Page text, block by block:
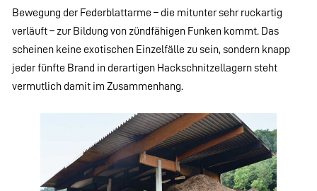
Bewegung der Federblattarme – die mitunter sehr ruckartig
verläuft – zur Bildung von zündfähigen Funken kommt. Das
scheinen keine exotischen Einzelfälle zu sein, sondern knapp
jeder fünfte Brand in derartigen Hackschnitzellagern steht
vermutlich damit im Zusammenhang.